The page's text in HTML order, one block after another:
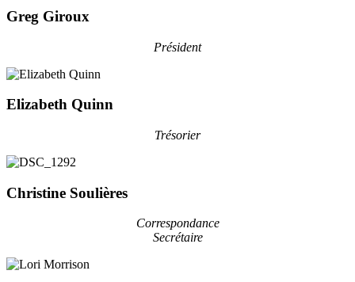
Greg Giroux
Président
Elizabeth Quinn
Trésorier
Christine Soulières
Correspondance
Secrétaire